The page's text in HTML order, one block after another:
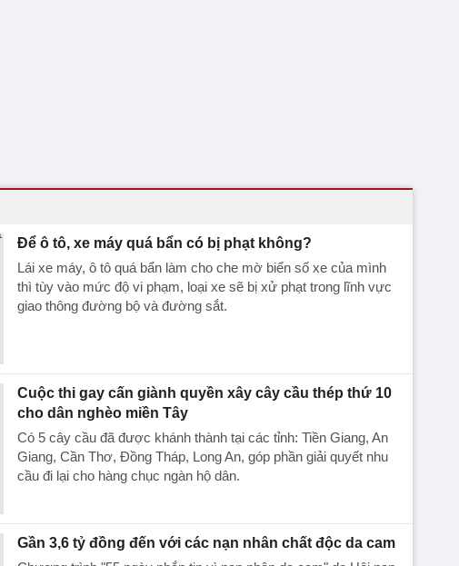
Để ô tô, xe máy quá bẩn có bị phạt không?
Lái xe máy, ô tô quá bẩn làm cho che mờ biển số xe của mình
thì tùy vào mức độ vi phạm, loại xe sẽ bị xử phạt trong lĩnh vực
giao thông đường bộ và đường sắt.
Cuộc thi gay cấn giành quyền xây cây cầu thép thứ 10
cho dân nghèo miền Tây
Có 5 cây cầu đã được khánh thành tại các tỉnh: Tiền Giang, An
Giang, Cần Thơ, Đồng Tháp, Long An, góp phần giải quyết nhu
cầu đi lại cho hàng chục ngàn hộ dân.
Gần 3,6 tỷ đồng đến với các nạn nhân chất độc da cam